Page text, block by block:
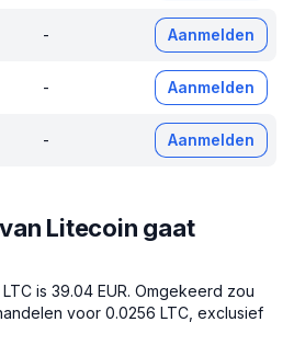
- Aanmelden
- Aanmelden
- Aanmelden
Litecoin gaat
is 39.04 EUR. Omgekeerd zou
voor 0.0256 LTC, exclusief